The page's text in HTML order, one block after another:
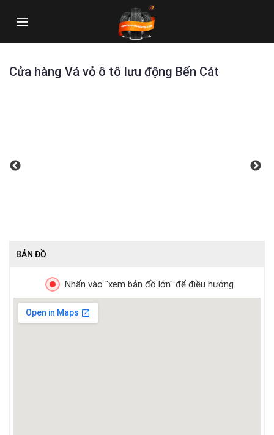
Cửa hàng Vá vỏ ô tô lưu động Bến Cát
BẢN ĐỒ
Nhấn vào "xem bản đồ lớn" để điều hướng